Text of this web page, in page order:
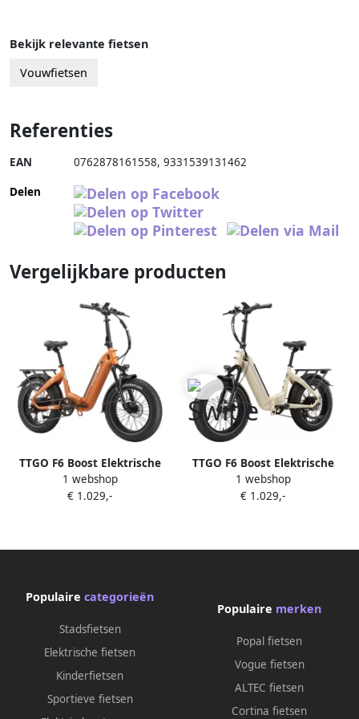
Bekijk relevante fietsen
Vouwfietsen
Referenties
EAN 0762878161558, 9331539131462
Delen
Vergelijkbare producten
TTGO F6 Boost Elektrische
Fiets – 250W Motor 48V18Ah
Lithium Accu – Actieradius
Fatbike Banden Shi o 7
1 webshop
€ 1.029,-
TTGO F6 Boost Elektrische
Fiets – 250W Motor 48V18Ah
Lithium Accu – Actieradius
Fatbike Banden Shi o 7
1 webshop
€ 1.029,-
Populaire categorieën
Stadsfietsen
Elektrische fietsen
Kinderfietsen
Sportieve fietsen
Populaire merken
Popal fietsen
Vogue fietsen
ALTEC fietsen
Cortina fietsen